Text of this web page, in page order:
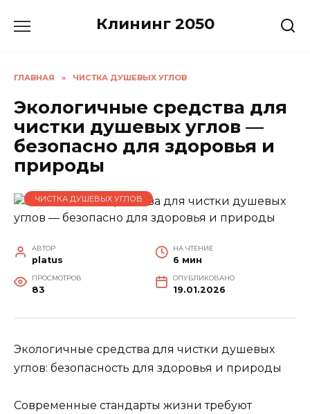
Клининг 2050
ГЛАВНАЯ » ЧИСТКА ДУШЕВЫХ УГЛОВ
Экологичные средства для
чистки душевых углов —
безопасно для здоровья и
природы
ЧИСТКА ДУШЕВЫХ УГЛОВ
АВТОР
platus
НА ЧТЕНИЕ
6 мин
ПРОСМОТРОВ
83
ОПУБЛИКОВАНО
19.01.2026
Экологичные средства для чистки душевых
углов: безопасность для здоровья и природы
Современные стандарты жизни требуют